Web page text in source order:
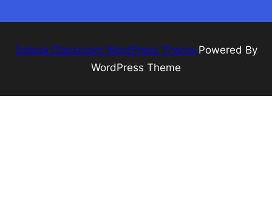
School Classroom WordPress Theme Powered By
WordPress Theme